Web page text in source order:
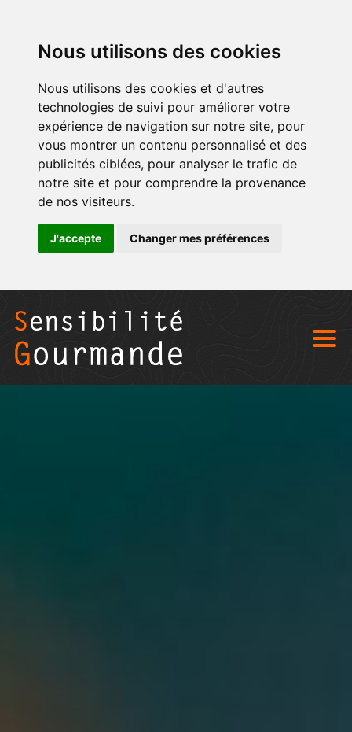
Nous utilisons des cookies
Nous utilisons des cookies et d'autres
technologies de suivi pour améliorer votre
expérience de navigation sur notre site, pour
vous montrer un contenu personnalisé et des
publicités ciblées, pour analyser le trafic de
notre site et pour comprendre la provenance
de nos visiteurs.
J'accepte Changer mes préférences